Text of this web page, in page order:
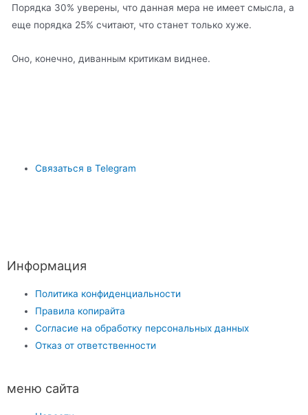
Порядка 30% уверены, что данная мера не имеет смысла, а
еще порядка 25% считают, что станет только хуже.
Оно, конечно, диванным критикам виднее.
Связаться в Telegram
Информация
Политика конфиденциальности
Правила копирайта
Согласие на обработку персональных данных
Отказ от ответственности
меню сайта